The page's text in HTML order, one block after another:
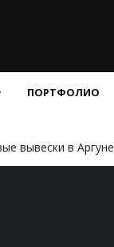
ПОРТФОЛИО
вывески в Аргуне